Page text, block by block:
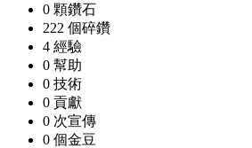
0 顆鑽石
222 個碎鑽
4 經驗
0 幫助
0 技術
0 貢獻
0 次宣傳
0 個金豆